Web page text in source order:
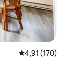
Średnia
4,91 (170)